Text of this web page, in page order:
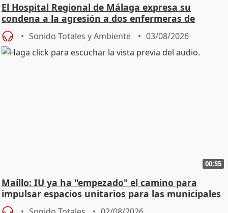
El Hospital Regional de Málaga expresa su
condena a la agresión a dos enfermeras de
Urgencias
Sonido Totales y Ambiente 03/08/2026
00:55
Maíllo: IU ya ha "empezado" el camino para
impulsar espacios unitarios para las municipales